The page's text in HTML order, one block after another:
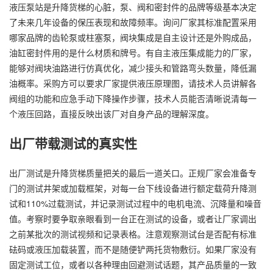
液压泵站是升降货梯的心脏，泵、阀和密封件的品牌等级基本决定
了未来几年设备的保压表现和故障频率。询问厂家其标准配置采用
哪家品牌的齿轮泵或柱塞泵，阀块集成是自主设计还是外购成品，
油缸密封件用的是什么材质和牌号。有自主液压集成能力的厂家，
能够对阀块油路进行仿真优化，减少接头和管路弯头数量，降低漏
油概率。采购方可以要求厂家提供液压原理图，请技术人员讲解各
阀组的功能和应急手动下降操作步骤，技术人员能否清晰说清每一
个液压回路，直接反映出该厂对自身产品的理解深度。
出厂带载测试的真实性
出厂测试是升降货梯质量把关的最后一道关口。正规厂家会准备专
门的测试井架或加载框架，对每一台下线设备进行额定载荷升降测
试和110%过载测试，并记录测试过程中的电机电流、沉降量和噪音
值。考察时要争取亲眼看到一台正在测试的设备，或者让厂家调出
之前某批次的测试视频和记录表格。注意观察测试台是否配有标准
砝码或液压加载装置，而不是随便铲两托货物敷衍。如果厂家没有
固定测试工位，或者以各种理由回避测试话题，其产品质量的一致